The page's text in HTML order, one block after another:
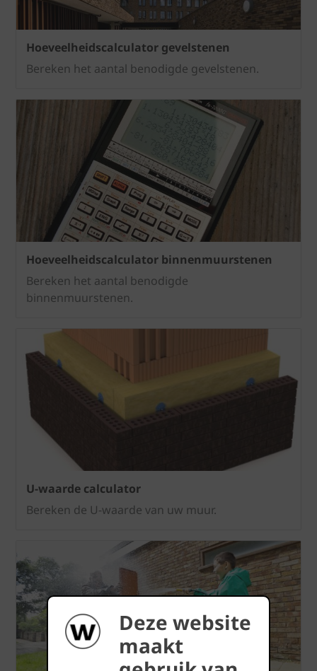
Deze website
maakt
Hoeveelheidscalculator gevelstenen
Bereken het aantal benodigde gevelstenen.
Hoeveelheidscalculator binnenmuurstenen
Bereken het aantal benodigde
binnenmuurstenen.
U-waarde calculator
Bereken de U-waarde van uw muur.